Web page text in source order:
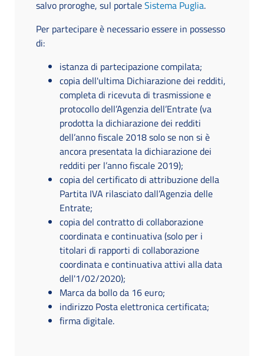
salvo proroghe, sul portaleSistema Puglia.
Per partecipare è necessario essere in possesso
di:
istanza di partecipazione compilata;
copia dell'ultima Dichiarazione dei redditi,
completa di ricevuta di trasmissione e
protocollo dell’Agenzia dell’Entrate (va
prodotta la dichiarazione dei redditi
dell’anno fiscale 2018 solo se non si è
ancora presentata la dichiarazione dei
redditi per l’anno fiscale 2019);
copia del certificato di attribuzione della
Partita IVA rilasciato dall’Agenzia delle
Entrate;
copia del contratto di collaborazione
coordinata e continuativa (solo per i
titolari di rapporti di collaborazione
coordinata e continuativa attivi alla data
dell'1/02/2020);
Marca da bollo da 16 euro;
indirizzo Posta elettronica certificata;
firma digitale.